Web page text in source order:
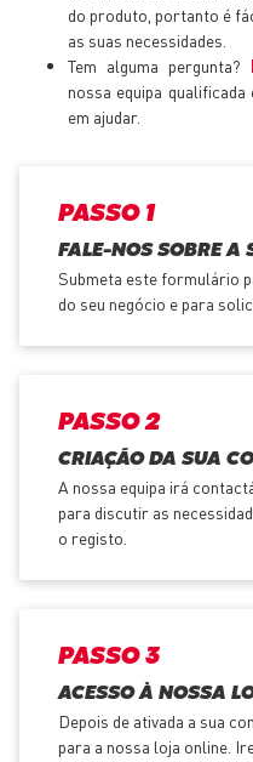
do produto, portanto é
as suas necessidades.
Tem alguma pergunta?
nossa equipa
em ajudar.
PASSO 1
FALE-NOS SOBRE A
Submeta este formulário
do seu negócio e para
PASSO 2
CRIAÇÃO DA SUA
A nossa equipa irá
para discutir as
o registo.
PASSO 3
ACESSO À NOSSA
Depois de ativada a sua
para a nossa loja online.